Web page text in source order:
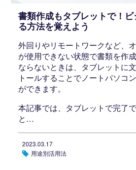
書類作成もタブレットで！
る方法を覚えよう
外回りやリモートワークなど、
が使用できない状態で書類を作
ならないときは、タブレットに
トールすることでノートパソコ
ができます。
本記事では、タブレットで完了
と…
2023.03.17
用途別活用法